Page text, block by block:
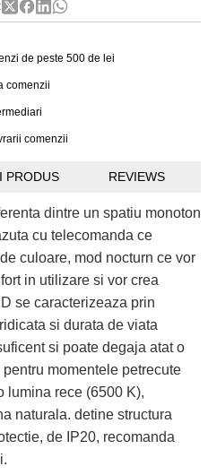
de peste 500 de lei
comenzii
comenzii
PRODUS REVIEWS
dintre un spatiu monoton
cu telecomanda ce
culoare, mod nocturn ce vor
in utilizare si vor crea
se caracterizeaza prin
si durata de viata
si poate degaja atat o
momentele petrecute
lumina rece (6500 K),
naturala. detine structura
de IP20, recomanda